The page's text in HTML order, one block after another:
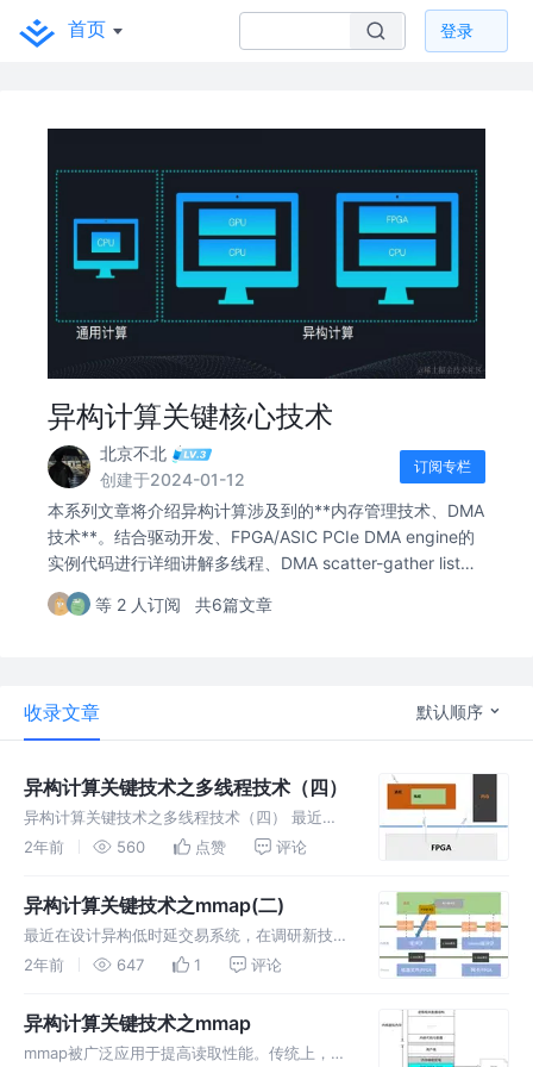
首页 登录
异构计算关键核心技术
北京不北
创建于2024-01-12
订阅专栏
本系列文章将介绍异构计算涉及到的**内存管理技术、DMA
技术**。结合驱动开发、FPGA/ASIC PCIe DMA engine的
实例代码进行详细讲解多线程、DMA scatter-gather list、
PCIe TLP等核心技术。
等 2 人订阅 共6篇文章
收录文章 默认顺序
异构计算关键技术之多线程技术（四）
异构计算关键技术之多线程技术（四） 最近遇
到了一个项目，需要写一个用户态的测试程序
能。
2年前 560 点赞 评论
异构计算关键技术之mmap(二)
最近在设计异构低时延交易系统，在调研新技术
的时候，发现了mmap+dma的设计架构。
技术。这种技术，让用户程序（用户空间）直接
访问设备内存（内核空间），相对
2年前 647 1 评论
异构计算关键技术之mmap
mmap被广泛应用于提高读取性能。传统上，读